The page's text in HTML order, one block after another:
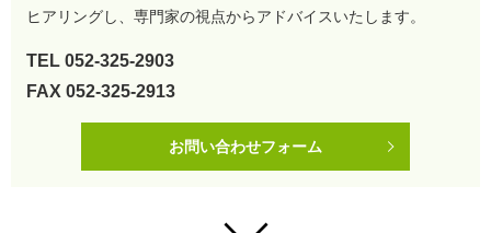
ヒアリングし、専門家の視点からアドバイスいたします。
TEL 052-325-2903
FAX 052-325-2913
お問い合わせフォーム